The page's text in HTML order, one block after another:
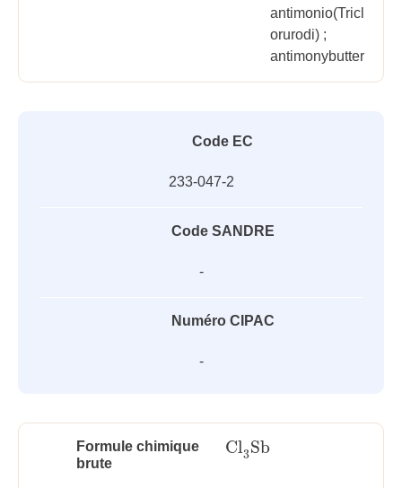
antimonio(Tricl
orurodi) ;
antimonybutter
Code EC
233-047-2
Code SANDRE
-
Numéro CIPAC
-
Formule chimique
brute
Cl3Sb
Cl3Sb